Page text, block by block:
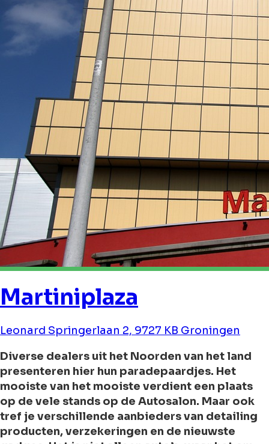
Martiniplaza
Leonard Springerlaan 2, 9727 KB Groningen
Diverse dealers uit het Noorden van het land
presenteren hier hun paradepaardjes. Het
mooiste van het mooiste verdient een plaats
op de vele stands op de Autosalon. Maar ook
tref je verschillende aanbieders van detailing
producten, verzekeringen en de nieuwste